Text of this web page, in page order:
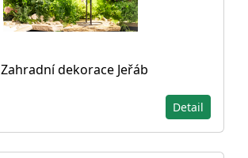
Zahradní dekorace Jeřáb
Detail